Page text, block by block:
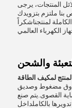
المنتجات، يرجى
بنا ملتزم بتزويدك
لمنتجناشكراً
الكهرباء العالمي
مضغوط وصديق
القصوى.يتم صنع
بالكاملداخل